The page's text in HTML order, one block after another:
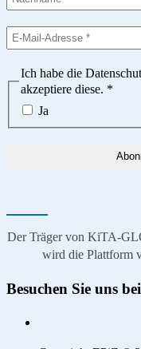
Ich habe die
akzeptiere diese. *
Ja
Der Träger von KiTA-
wird die Plattform
Besuchen Sie uns